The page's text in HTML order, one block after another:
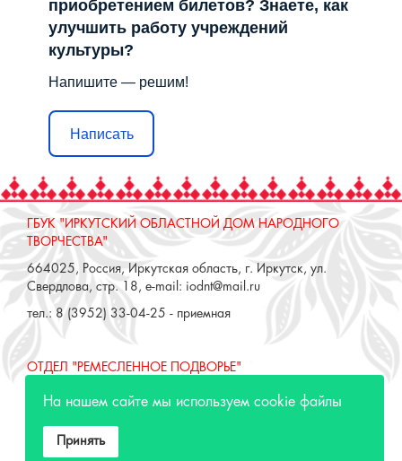
приобретением билетов? Знаете, как
улучшить работу учреждений
культуры?
Напишите — решим!
Написать
ГБУК "ИРКУТСКИЙ ОБЛАСТНОЙ ДОМ НАРОДНОГО
ТВОРЧЕСТВА"
664025, Россия, Иркутская область, г. Иркутск, ул.
Свердлова, стр. 18, e-mail: iodnt@mail.ru
тел.: 8 (3952) 33-04-25 - приемная
ОТДЕЛ "РЕМЕСЛЕННОЕ ПОДВОРЬЕ"
664025, Россия, Иркутская область, г. Иркутск, ул. 3 июля,
тел.: 8 (3952) 48-71-30
На нашем сайте мы используем cookie файлы
Принять